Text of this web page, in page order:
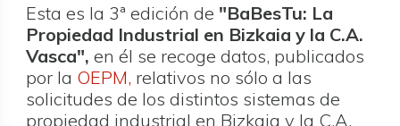
Esta es la 3ª edición de "BaBesTu: La
Propiedad Industrial en Bizkaia y la C.A.
Vasca", en él se recoge datos, publicados
por la OEPM, relativos no sólo a las
solicitudes de los distintos sistemas de
propiedad industrial en Bizkaia y la C.A.